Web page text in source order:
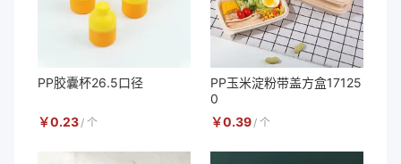
PP胶囊杯26.5口径
￥0.23 / 个
PP玉米淀粉带盖方盒17125
0
￥0.39 / 个